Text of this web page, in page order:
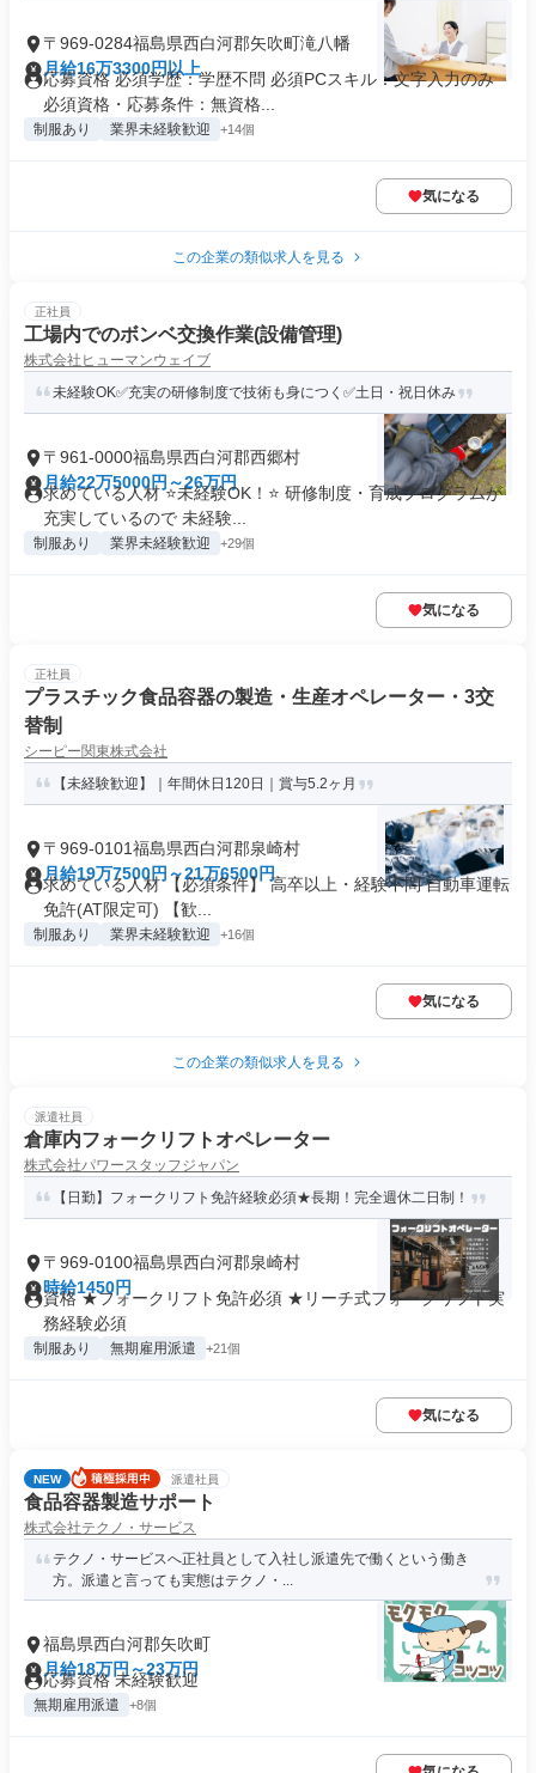
〒969-0284福島県西白河郡矢吹町滝八幡
月給16万3300円以上
応募資格 必須学歴：学歴不問 必須PCスキル：文字入力のみ
必須資格・応募条件：無資格...
制服あり 業界未経験歓迎 +14個
気になる
この企業の類似求人を見る
正社員
工場内でのボンベ交換作業(設備管理)
株式会社ヒューマンウェイブ
未経験OK✅充実の研修制度で技術も身につく✅土日・祝日休み
〒961-0000福島県西白河郡西郷村
月給22万5000円～26万円
求めている人材 ⭐未経験OK！⭐ 研修制度・育成プログラムが
充実しているので 未経験...
制服あり 業界未経験歓迎 +29個
気になる
正社員
プラスチック⾷品容器の製造・生産オペレーター・3交
替制
シーピー関東株式会社
【未経験歓迎】｜年間休日120日｜賞与5.2ヶ月
〒969-0101福島県西白河郡泉崎村
月給19万7500円～21万6500円
求めている人材 【必須条件】 ⾼卒以上・経験不問 ⾃動⾞運転
免許(AT限定可) 【歓...
制服あり 業界未経験歓迎 +16個
気になる
この企業の類似求人を見る
派遣社員
倉庫内フォークリフトオペレーター
株式会社パワースタッフジャパン
【日勤】フォークリフト免許経験必須★長期！完全週休二日制！
〒969-0100福島県西白河郡泉崎村
時給1450円
資格 ★フォークリフト免許必須 ★リーチ式フォークリフト実
務経験必須
制服あり 無期雇用派遣 +21個
気になる
NEW 派遣社員
食品容器製造サポート
株式会社テクノ・サービス
テクノ・サービスへ正社員として入社し派遣先で働くという働き
方。派遣と言っても実態はテクノ・...
福島県西白河郡矢吹町
月給18万円～23万円
応募資格 未経験歓迎
無期雇用派遣 +8個